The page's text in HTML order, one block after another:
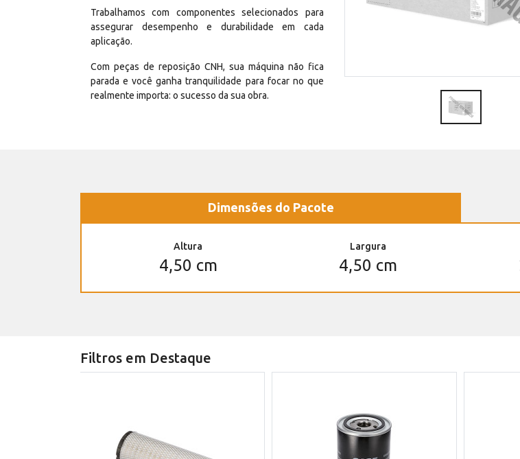
Trabalhamos com componentes selecionados para
assegurar desempenho e durabilidade em cada
aplicação.
Com peças de reposição CNH, sua máquina não fica
parada e você ganha tranquilidade para focar no que
realmente importa: o sucesso da sua obra.
Dimensões do Pacote
Altura
4,50 cm
Largura
4,50 cm
Filtros em Destaque